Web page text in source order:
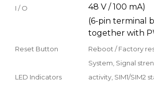
I / O
48 V / 100 mA)
(6-pin terminal
together with
Reset Button Reboot / Factory
LED Indicators
System, Signal
activity, SIM1/SIM2